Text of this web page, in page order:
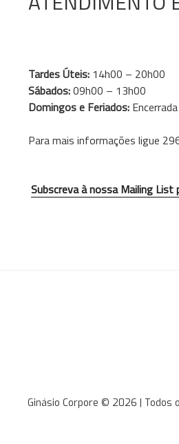
Tardes Úteis:14h00 – 20h00
Sábados:09h00 – 13h00
Domingos e Feriados:Encerrada
Para mais informações ligue
Subscreva à nossa Mailing
Ginásio Corpore © 2026 | Todos